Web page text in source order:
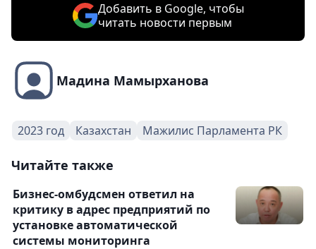
Добавить в Google, чтобы
читать новости первым
Мадина Мамырханова
2023 год Казахстан Мажилис Парламента РК
Читайте также
Бизнес-омбудсмен ответил на
критику в адрес предприятий по
установке автоматической
системы мониторинга